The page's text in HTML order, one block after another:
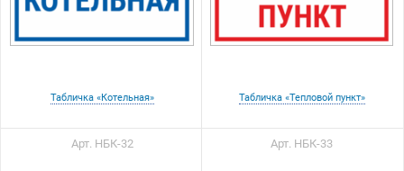
Табличка «Котельная» Табличка «Тепловой пункт»
Арт. НБК-32 Арт. НБК-33